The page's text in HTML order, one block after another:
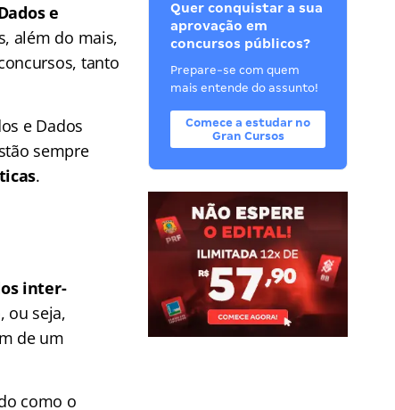
e
além do mais,
tanto
e Dados
sempre
.
inter-
ou seja,
de um
como o
Quer conquistar a sua
aprovação em
concursos públicos?
Prepare-se com quem
mais entende do assunto!
Comece a estudar no
Gran Cursos